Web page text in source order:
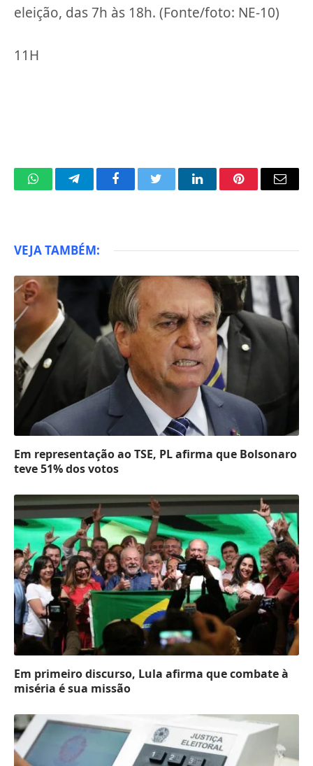
eleição, das 7h às 18h. (Fonte/foto: NE-10)
11H
WhatsAppTelegramFacebookTwitter LinkedInPinterestEmail
VEJA TAMBÉM:
Em representação ao TSE, PL afirma que Bolsonaro
teve 51% dos votos
Em primeiro discurso, Lula afirma que combate à
miséria é sua missão